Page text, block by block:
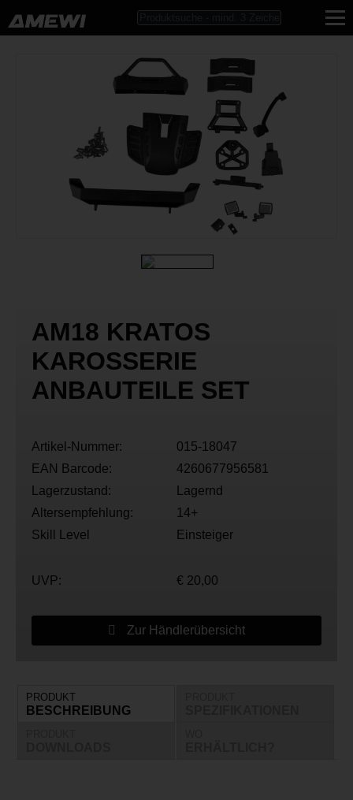
AM18 KRATOS
KAROSSERIE
ANBAUTEILE SET
Artikel-Nummer:
015-18047
EAN Barcode:
4260677956581
Lagerzustand:
Lagernd
Altersempfehlung:
14+
Skill Level
Einsteiger
UVP: € 20,00
Zur Händlerübersicht
PRODUKT
BESCHREIBUNG